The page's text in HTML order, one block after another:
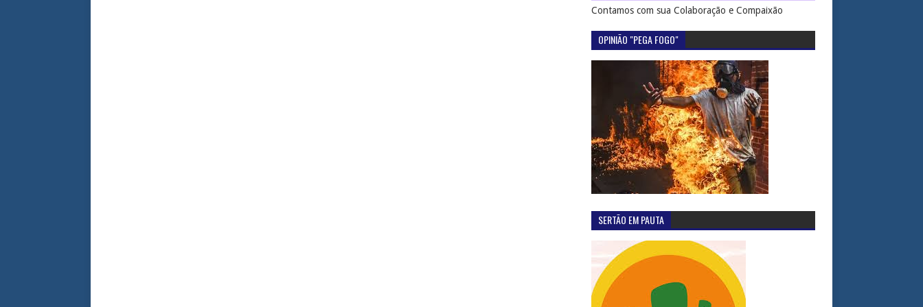
Contamos com sua Colaboração e Compaixão
OPINIÃO "PEGA FOGO"
SERTÃO EM PAUTA